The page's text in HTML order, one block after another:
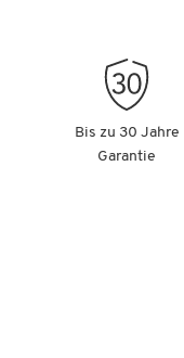
Bis zu 30 Jahre
Garantie